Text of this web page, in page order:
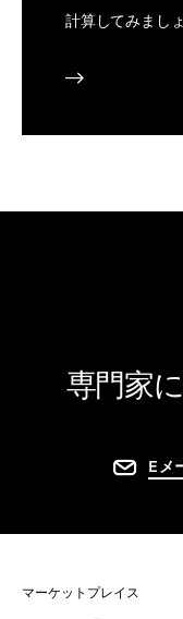
計算してみましょ
専門家
Eメ
マーケットプレイス